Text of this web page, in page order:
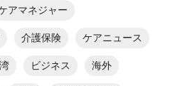
アマネジャー
介護保険 ケアニュース
ビジネス 海外